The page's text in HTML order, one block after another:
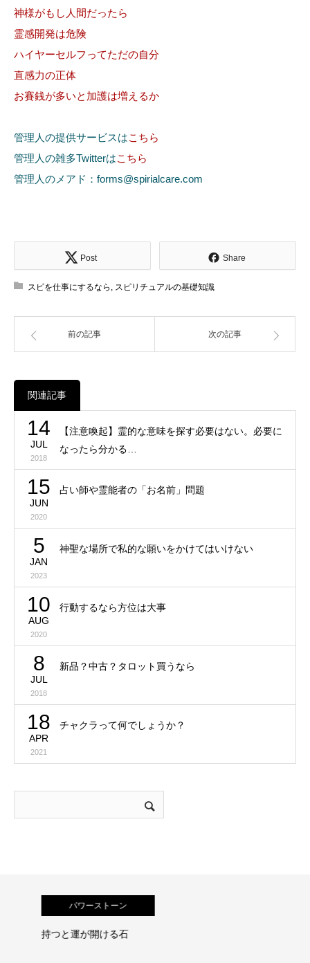
神様がもし人間だったら
霊感開発は危険
ハイヤーセルフってただの自分
直感力の正体
お賽銭が多いと加護は増えるか
管理人の提供サービスはこちら
管理人の雑多Twitterはこちら
管理人のメアド：forms@spirialcare.com
Post Share
スピを仕事にするなら , スピリチュアルの基礎知識
前の記事 次の記事
関連記事
14
JUL
2018
【注意喚起】霊的な意味を探す必要はない。必要に
なったら分かる…
15
JUN
2020
占い師や霊能者の「お名前」問題
5
JAN
2023
神聖な場所で私的な願いをかけてはいけない
10
AUG
2020
行動するなら方位は大事
8
JUL
2018
新品？中古？タロット買うなら
18
APR
2021
チャクラって何でしょうか？
パワーストーン
持つと運が開ける石